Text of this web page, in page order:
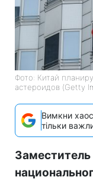
Фото: Китай
астероидов (Getty
Вимкни
тільки
Заместитель